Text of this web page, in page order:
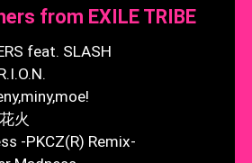
from EXILE TRIBE
feat. SLASH
花火
-PKCZ(R) Remix-